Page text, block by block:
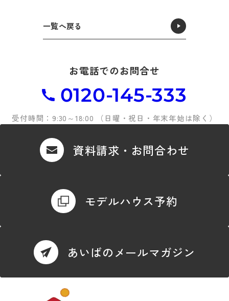
一覧へ戻る
お電話でのお問合せ
0120-145-333
受付時間：9:30～18:00 （日曜・祝日・年末年始は除く）
資料請求・お問合わせ
モデルハウス予約
あいばのメールマガジン